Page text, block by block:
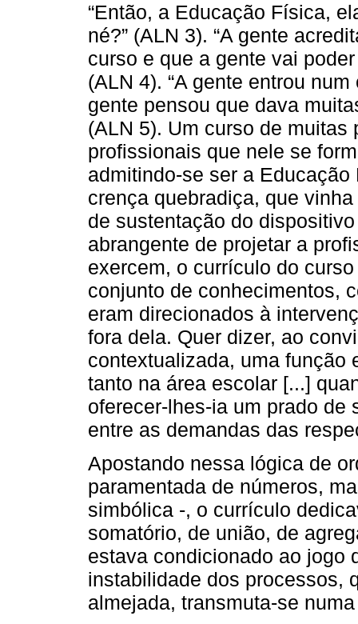
“Então, a Educação Física,
né?” (ALN 3). “A gente
curso e que a gente vai
(ALN 4). “A gente entrou
gente pensou que dava
(ALN 5). Um curso de
profissionais que nele se
admitindo-se ser a
crença quebradiça, que
de sustentação do
abrangente de projetar a
exercem, o currículo do
conjunto de conhecimentos,
eram direcionados à
fora dela. Quer dizer, ao
contextualizada, uma função
tanto na área escolar [...]
oferecer-lhes-ia um prado
entre as demandas das
Apostando nessa lógica de
paramentada de números,
simbólica -, o currículo
somatório, de união, de
estava condicionado ao jogo
instabilidade dos processos,
almejada, transmuta-se